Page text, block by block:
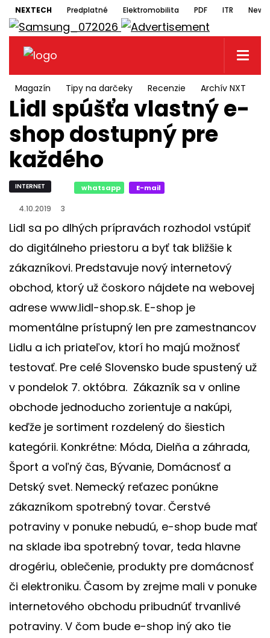
NEXTECH Predplatné Elektromobilita PDF ITR
Magazín Tipy na darčeky Recenzie Archív NXT
Lidl spúšťa vlastný e-
shop dostupný pre
každého
INTERNET whatsapp E-mail
4.10.2019 3
Lidl sa po dlhých prípravách rozhodol vstúpiť
do digitálneho priestoru a byť tak bližšie k
zákazníkovi. Predstavuje nový internetový
obchod, ktorý už čoskoro nájdete na webovej
adrese www.lidl-shop.sk. E-shop je
momentálne prístupný len pre zamestnancov
Lidlu a ich priateľov, ktorí ho majú možnosť
testovať. Pre celé Slovensko bude spustený už
v pondelok 7. októbra. Zákazník sa v online
obchode jednoducho zorientuje a nakúpi,
keďže je sortiment rozdelený do šiestich
kategórii. Konkrétne: Móda, Dielňa a záhrada,
Šport a voľný čas, Bývanie, Domácnosť a
Detský svet. Nemecký reťazec ponúkne
zákazníkom spotrebný tovar. Čerstvé
potraviny v ponuke nebudú, e-shop bude mať
na sklade iba spotrebný tovar, teda hlavne
drogériu, oblečenie, produkty pre domácnosť
či elektroniku. Časom by zrejme mali v ponuke
internetového obchodu pribudnúť trvanlivé
potraviny. V čom bude e-shop iný ako tie